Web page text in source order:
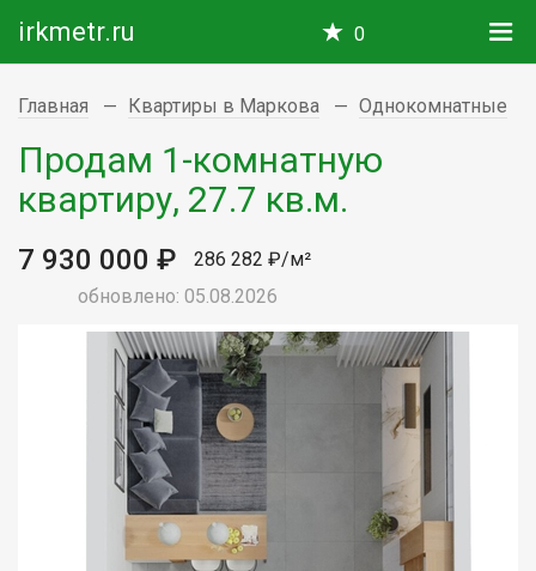
irkmetr.ru 0
Главная Квартиры в Маркова Однокомнатные
Продам 1-комнатную
квартиру, 27.7 кв.м.
7 930 000 ₽
286 282 ₽/м²
обновлено: 05.08.2026